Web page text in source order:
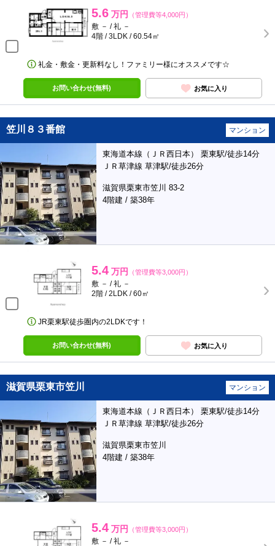
5.6 万円 （管理費等4,000円）
敷 － / 礼 －
4階 / 3LDK / 60.54㎡
礼金・敷金・更新料なし！ファミリー様にオススメです☆
お問い合わせ(無料) お気に入り
笠川８３番館 マンション
東海道本線（ＪＲ西日本） 栗東駅/徒歩14分
ＪＲ草津線 草津駅/徒歩26分
滋賀県栗東市笠川 83-2
4階建 / 築38年
5.4 万円 （管理費等3,000円）
敷 － / 礼 －
2階 / 2LDK / 60㎡
JR栗東駅徒歩圏内の2LDKです！
お問い合わせ(無料) お気に入り
滋賀県栗東市笠川 マンション
東海道本線（ＪＲ西日本） 栗東駅/徒歩14分
ＪＲ草津線 草津駅/徒歩26分
滋賀県栗東市笠川
4階建 / 築38年
5.4 万円 （管理費等3,000円）
敷 － / 礼 －